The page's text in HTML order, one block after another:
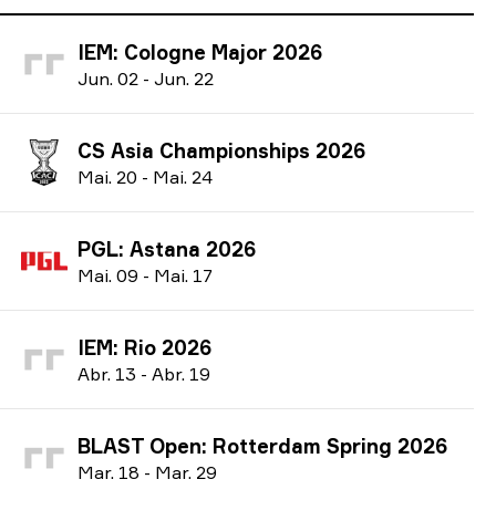
IEM: Cologne Major 2026
Jun. 02 - Jun. 22
CS Asia Championships 2026
Mai. 20 - Mai. 24
PGL: Astana 2026
Mai. 09 - Mai. 17
IEM: Rio 2026
Abr. 13 - Abr. 19
BLAST Open: Rotterdam Spring 2026
Mar. 18 - Mar. 29